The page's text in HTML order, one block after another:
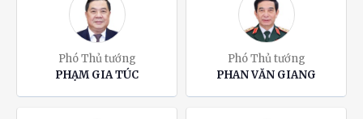
Phó Thủ tướng
PHẠM GIA TÚC
Phó Thủ tướng
PHAN VĂN GIANG